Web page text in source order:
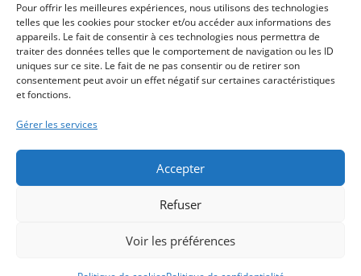
Pour offrir les meilleures expériences, nous utilisons des technologies
telles que les cookies pour stocker et/ou accéder aux informations des
appareils. Le fait de consentir à ces technologies nous permettra de
traiter des données telles que le comportement de navigation ou les ID
uniques sur ce site. Le fait de ne pas consentir ou de retirer son
consentement peut avoir un effet négatif sur certaines caractéristiques
et fonctions.
Gérer les services
Accepter
Refuser
Voir les préférences
Vos questions sur la communication de profession
de droit
La veille et les dernières actus
Prise de RDV gratuit
Contact agence communication avocat
Demande devis site internet avocat
Mes Conseils